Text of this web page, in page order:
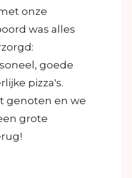
onze
was alles
goede
pizza's.
genoten en we
grote